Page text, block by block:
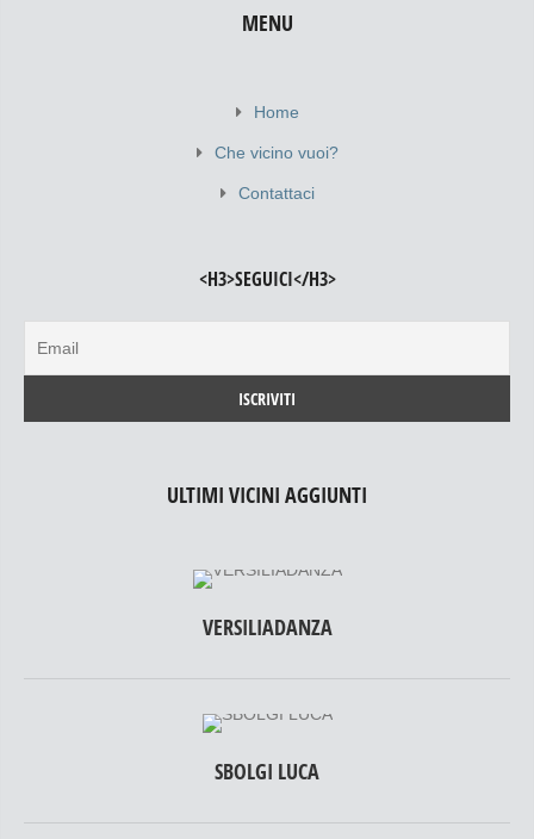
MENU
Home
Che vicino vuoi?
Contattaci
<H3>SEGUICI</H3>
ULTIMI VICINI AGGIUNTI
VERSILIADANZA
SBOLGI LUCA